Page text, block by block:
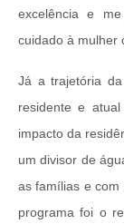
excelência e
cuidado à mulher
Já a trajetória
residente e
impacto da
um divisor de
as famílias e
programa foi o